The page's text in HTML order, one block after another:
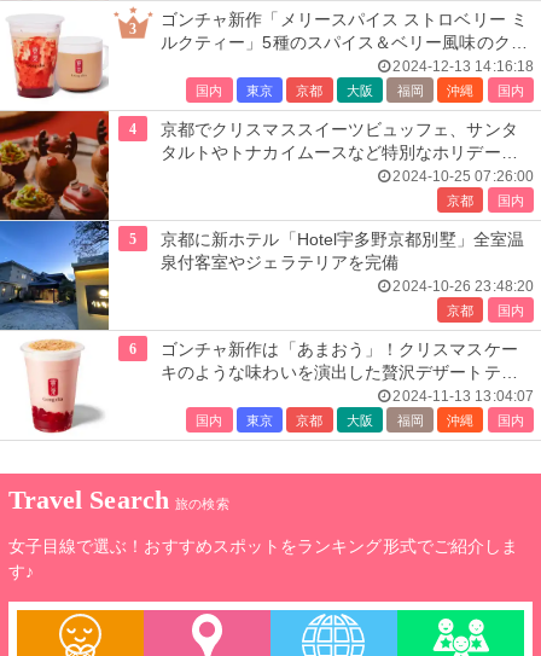
3
ゴンチャ新作「メリースパイス ストロベリー ミ
ルクティー」5種のスパイス＆ベリー風味のクリ
2024-12-13 14:16:18
国内 東京 京都 大阪 福岡 沖縄 国内
4
京都でクリスマススイーツビュッフェ、サンタ
タルトやトナカイムースなど特別なホリデー菓
2024-10-25 07:26:00
京都 国内
5
京都に新ホテル「Hotel宇多野京都別墅」全室温
泉付客室やジェラテリアを完備
2024-10-26 23:48:20
京都 国内
6
ゴンチャ新作は「あまおう」！クリスマスケー
キのような味わいを演出した贅沢デザートティ
2024-11-13 13:04:07
国内 東京 京都 大阪 福岡 沖縄 国内
Travel Search 旅の検索
女子目線で選ぶ！おすすめスポットをランキング形式でご紹介しま
す♪